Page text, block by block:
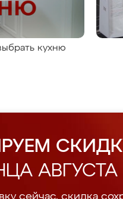
кухню
АВГУСТА
сейчас, скидка